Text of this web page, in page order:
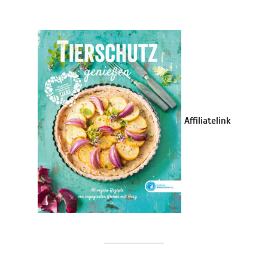
Affiliatelink